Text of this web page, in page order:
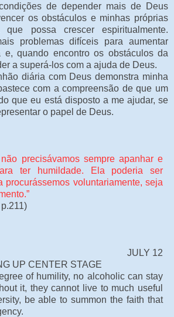
de depender mais de Deus
os obstáculos e minhas próprias
que possa crescer espiritualmente.
problemas difíceis para aumentar
e, quando encontro os obstáculos da
a superá-los com a ajuda de Deus.
com Deus demonstra minha
com a compreensão de que um
que eu está disposto a me ajudar, se
o papel de Deus.
precisávamos sempre apanhar e
ter humildade. Ela poderia ser
procurássemos voluntariamente, seja
JULY 12
UP CENTER STAGE
of humility, no alcoholic can stay
it, they cannot live to much useful
be able to summon the faith that